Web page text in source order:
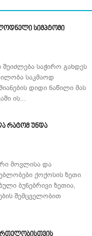
სიმპტომი
საჭირო გახდეს
საკმაოდ
დიდი ნაწილი მას
ის...
რატომ უნდა
მოვლისა და
ქოქოსის ზეთი
ბუნებრივი ზეთია,
შემცველობით